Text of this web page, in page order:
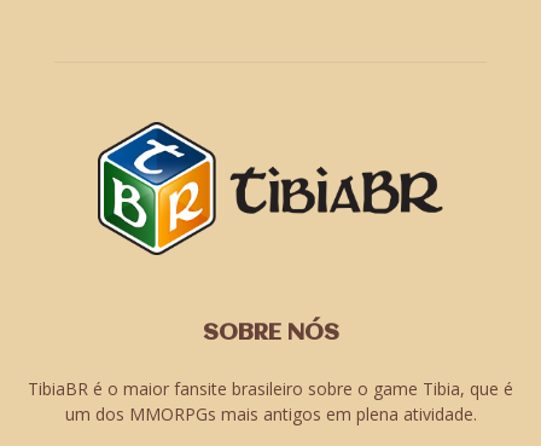
SOBRE NÓS
TibiaBR é o maior fansite brasileiro sobre o game Tibia, que é
um dos MMORPGs mais antigos em plena atividade.